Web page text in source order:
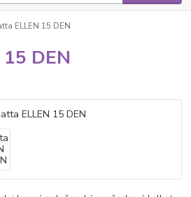
ELLEN 15 DEN
DEN